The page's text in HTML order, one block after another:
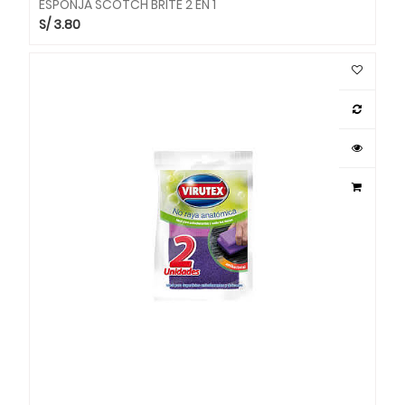
ESPONJA SCOTCH BRITE 2 EN 1
S/3.80